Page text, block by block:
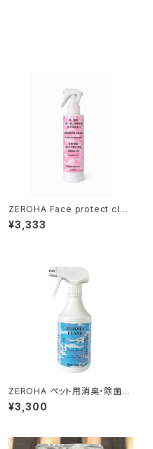
ZEROHA Face protect clea
n care 犬猫用フェイスケアスプ
レー 約220ml
¥3,333
ZEROHA ペット用消臭・除菌ス
プレー プレーン(無香料)タイ
プ 約520ml
¥3,300